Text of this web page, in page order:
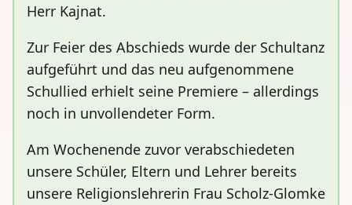
Herr Kajnat.
Zur Feier des Abschieds wurde der Schultanz
aufgeführt und das neu aufgenommene
Schullied erhielt seine Premiere – allerdings
noch in unvollendeter Form.
Am Wochenende zuvor verabschiedeten
unsere Schüler, Eltern und Lehrer bereits
unsere Religionslehrerin Frau Scholz-Glomke